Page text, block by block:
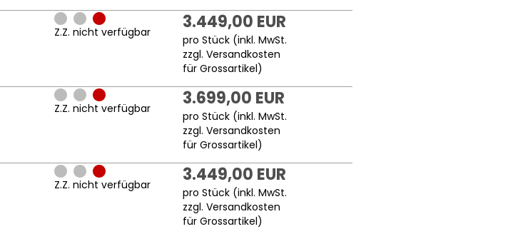
Z.Z. nicht verfügbar 3.449,00 EUR
pro Stück (inkl. MwSt.
zzgl.Versandkosten
für Grossartikel)
Z.Z. nicht verfügbar 3.699,00 EUR
pro Stück (inkl. MwSt.
zzgl.Versandkosten
für Grossartikel)
Z.Z. nicht verfügbar 3.449,00 EUR
pro Stück (inkl. MwSt.
zzgl.Versandkosten
für Grossartikel)